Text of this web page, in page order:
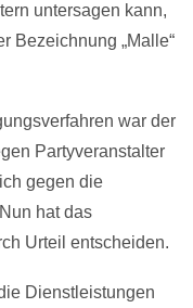
untersagen kann,
Bezeichnung „Malle“
war der
Partyveranstalter
gegen die
hat das
Urteil entscheiden.
Dienstleistungen